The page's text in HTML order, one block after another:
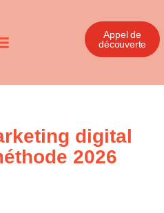
Appel de
découverte
digital
2026